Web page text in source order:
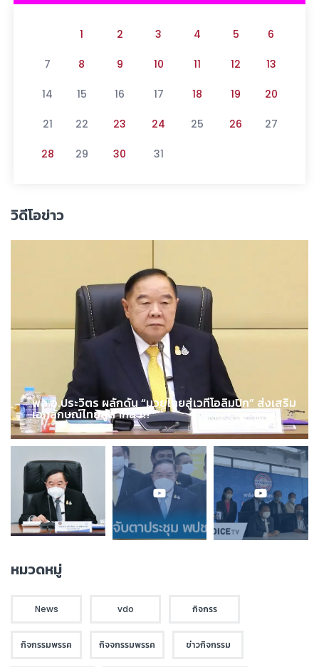
1 2 3 4 5 6
7 8 9 10 11 12 13
14 15 16 17 18 19 20
21 22 23 24 25 26 27
28 29 30 31
วิดีโอข่าว
พล.อ.ประวิตร ผลักดัน “มวยไทยสู่เวทีโอลิมปิก” ส่งเสริม
เอกลักษณ์ไทยสู่สากล !!!
หมวดหมู่
News vdo กิจกรร
กิจกรรมพรรค กิจจกรรมพรรค ข่าวกิจกรรม